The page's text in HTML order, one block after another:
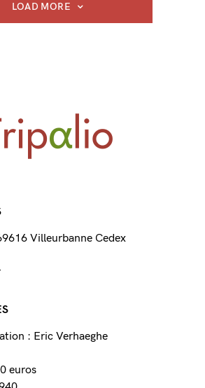
LOAD MORE
Villeurbanne Cedex
: Eric Verhaeghe
euros